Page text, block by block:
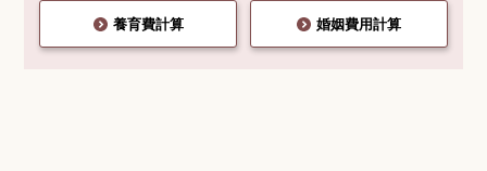
養育費計算 婚姻費用計算